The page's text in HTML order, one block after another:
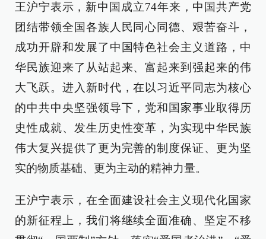
王沪宁表示，新中国成立74年来，中国共产党
团结带领全国各族人民同心同德、艰苦奋斗，
成功开辟和发展了中国特色社会主义道路，中
华民族迎来了从站起来、富起来到强起来的伟
大飞跃。进入新时代，在以习近平同志为核心
的中共中央坚强领导下，党和国家事业取得历
史性成就、发生历史性变革，为实现中华民族
伟大复兴提供了更为完善的制度保证、更为坚
实的物质基础、更为主动的精神力量。
王沪宁表示，在全面建设社会主义现代化国家
的新征程上，我们将继续全面准确、坚定不移